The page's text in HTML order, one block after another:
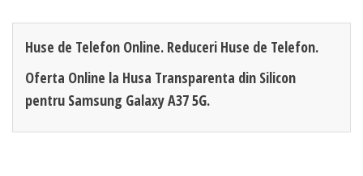
Huse de Telefon Online. Reduceri Huse de Telefon.
Oferta Online la Husa Transparenta din Silicon
pentru Samsung Galaxy A37 5G.